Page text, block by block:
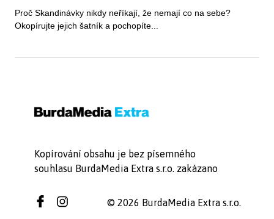
Proč Skandinávky nikdy neříkají, že nemají co na sebe?
Okopírujte jejich šatník a pochopíte...
Kopírování obsahu je bez písemného
souhlasu BurdaMedia Extra s.r.o. zakázano
© 2026 BurdaMedia Extra s.r.o.